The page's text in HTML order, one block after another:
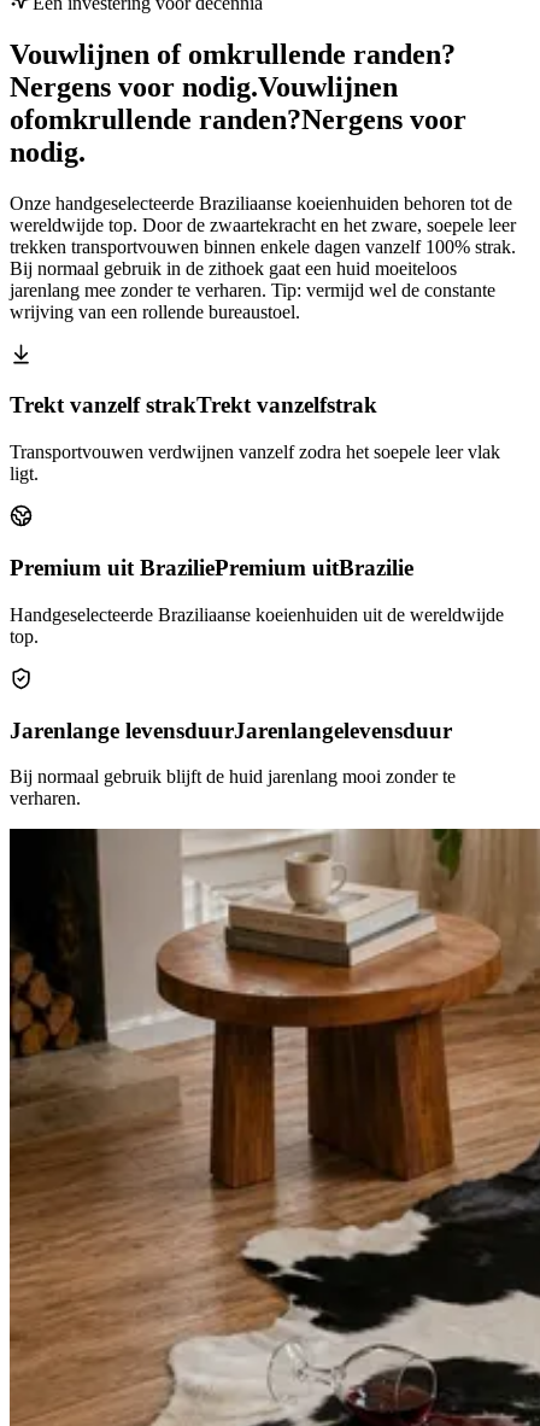
Vouwlijnen of omkrullende randen?
Nergens voor nodig.Vouwlijnen
ofomkrullende randen?Nergens voor
nodig.
Onze handgeselecteerde Braziliaanse koeienhuiden behoren tot de
wereldwijde top. Door de zwaartekracht en het zware, soepele leer
trekken transportvouwen binnen enkele dagen vanzelf 100% strak.
Bij normaal gebruik in de zithoek gaat een huid moeiteloos
jarenlang mee zonder te verharen. Tip: vermijd wel de constante
wrijving van een rollende bureaustoel.
Trekt vanzelf strakTrekt vanzelfstrak
Transportvouwen verdwijnen vanzelf zodra het soepele leer vlak
ligt.
Premium uit BraziliePremium uitBrazilie
Handgeselecteerde Braziliaanse koeienhuiden uit de wereldwijde
top.
Jarenlange levensduurJarenlangelevensduur
Bij normaal gebruik blijft de huid jarenlang mooi zonder te
verharen.